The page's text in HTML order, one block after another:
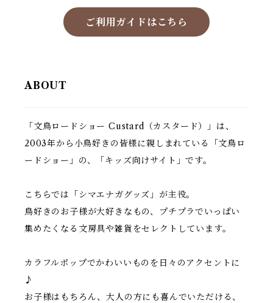
ご利用ガイドはこちら
ABOUT
「文鳥ロードショー Custard（カスタード）」は、
2003年から小鳥好きの皆様に親しまれている「文鳥ロ
ードショー」の、「キッズ向けサイト」です。
こちらでは「シマエナガグッズ」が主役。
鳥好きのお子様が大好きなもの、プチプラでいっぱい
集めたくなる文房具や雑貨をセレクトしています。
カラフルポップでかわいいものを日々のアクセントに
♪
お子様はもちろん、大人の方にも喜んでいただける、